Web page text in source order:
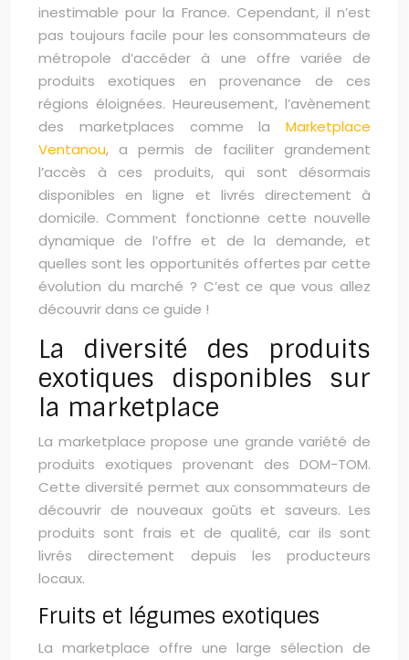
inestimable pour la France. Cependant, il n’est
pas toujours facile pour les consommateurs de
métropole d’accéder à une offre variée de
produits exotiques en provenance de ces
régions éloignées. Heureusement, l’avènement
des marketplaces comme la Marketplace
Ventanou, a permis de faciliter grandement
l’accès à ces produits, qui sont désormais
disponibles en ligne et livrés directement à
domicile. Comment fonctionne cette nouvelle
dynamique de l’offre et de la demande, et
quelles sont les opportunités offertes par cette
évolution du marché ? C’est ce que vous allez
découvrir dans ce guide !
La diversité des produits
exotiques disponibles sur
la marketplace
La marketplace propose une grande variété de
produits exotiques provenant des DOM-TOM.
Cette diversité permet aux consommateurs de
découvrir de nouveaux goûts et saveurs. Les
produits sont frais et de qualité, car ils sont
livrés directement depuis les producteurs
locaux.
Fruits et légumes exotiques
La marketplace offre une large sélection de